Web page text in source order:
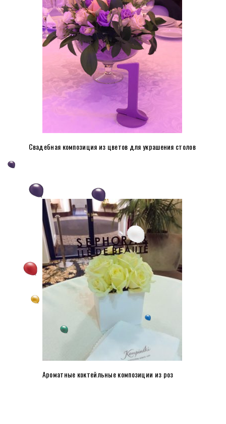
Свадебная композиция из цветов для украшения столов
Ароматные коктейльные композиции из роз